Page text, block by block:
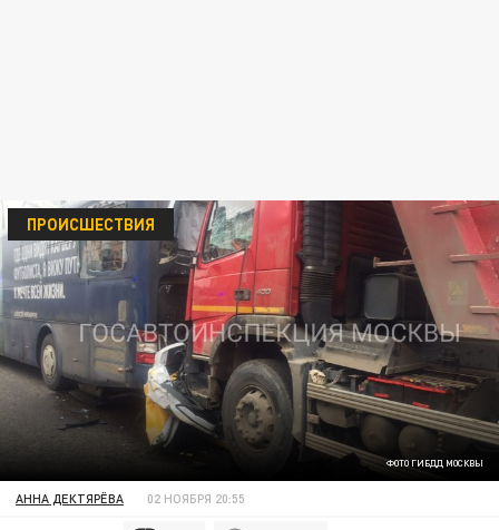
ФОТО ГИБДД МОСКВЫ
ПРОИСШЕСТВИЯ
АННА ДЕКТЯРЁВА 02 НОЯБРЯ 20:55